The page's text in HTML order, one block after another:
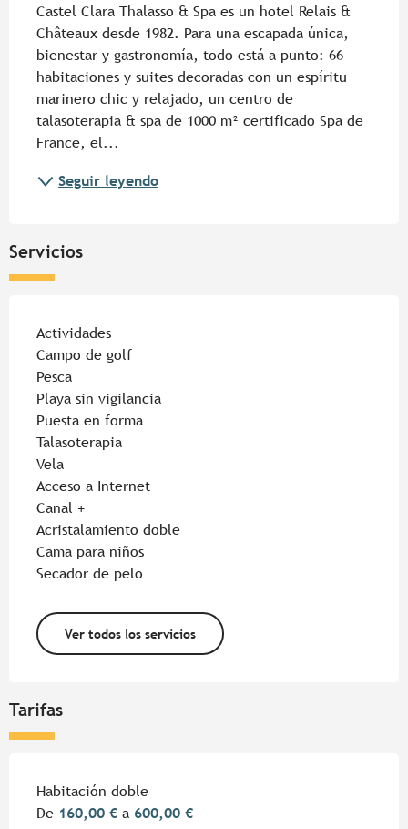
Castel Clara Thalasso & Spa es un hotel Relais &
Châteaux desde 1982. Para una escapada única,
bienestar y gastronomía, todo está a punto: 66
habitaciones y suites decoradas con un espíritu
marinero chic y relajado, un centro de
talasoterapia & spa de 1000 m² certificado Spa de
France, el...
Seguir leyendo
Servicios
Actividades
Campo de golf
Pesca
Playa sin vigilancia
Puesta en forma
Talasoterapia
Vela
Acceso a Internet
Canal +
Acristalamiento doble
Cama para niños
Secador de pelo
Ver todos los servicios
Tarifas
Habitación doble
De 160,00 € a 600,00 €